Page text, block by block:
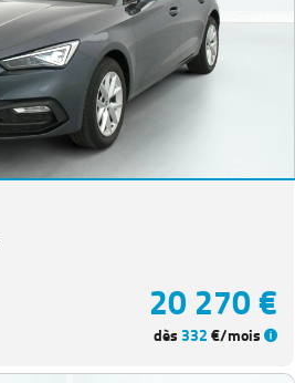
20 270 €
dès332€/mois